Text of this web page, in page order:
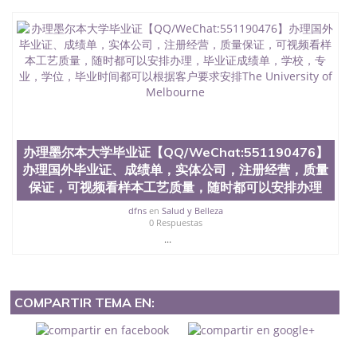
办理墨尔本大学毕业证【QQ/WeChat:551190476】
办理国外毕业证、成绩单，实体公司，注册经营，质量
保证，可视频看样本工艺质量，随时都可以安排办理
dfnsen Salud y Belleza
0 Respuestas
...
COMPARTIR TEMA EN: